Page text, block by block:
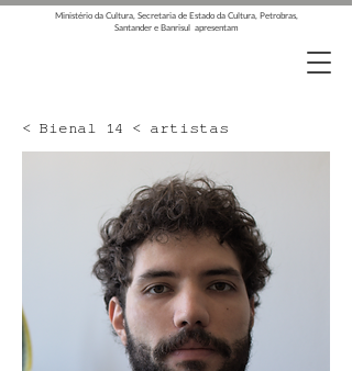
Ministério da Cultura, Secretaria de Estado da Cultura, Petrobras,
Santander e Banrisul apresentam
< Bienal 14 < artistas